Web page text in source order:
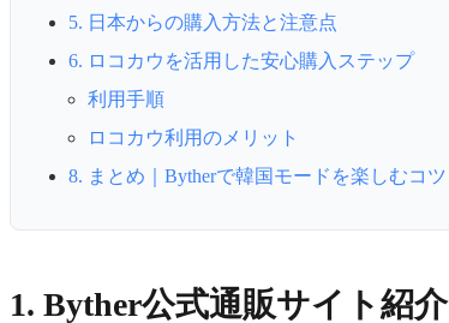
5. 日本からの購入方法と注意点
6. ロコカウを活用した安心購入ステップ
利用手順
ロコカウ利用のメリット
8. まとめ｜Bytherで韓国モードを楽しむコツ
1. Byther公式通販サイト紹介